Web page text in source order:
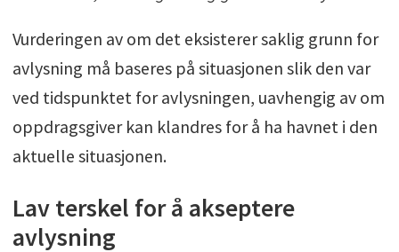
Vurderingen av om det eksisterer saklig grunn for
avlysning må baseres på situasjonen slik den var
ved tidspunktet for avlysningen, uavhengig av om
oppdragsgiver kan klandres for å ha havnet i den
aktuelle situasjonen.
Lav terskel for å akseptere
avlysning